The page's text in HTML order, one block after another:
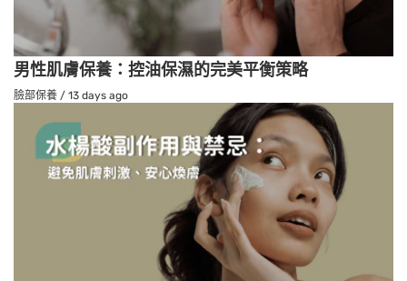
男性肌膚保養：控油保濕的完美平衡策略
臉部保養 / 13 days ago